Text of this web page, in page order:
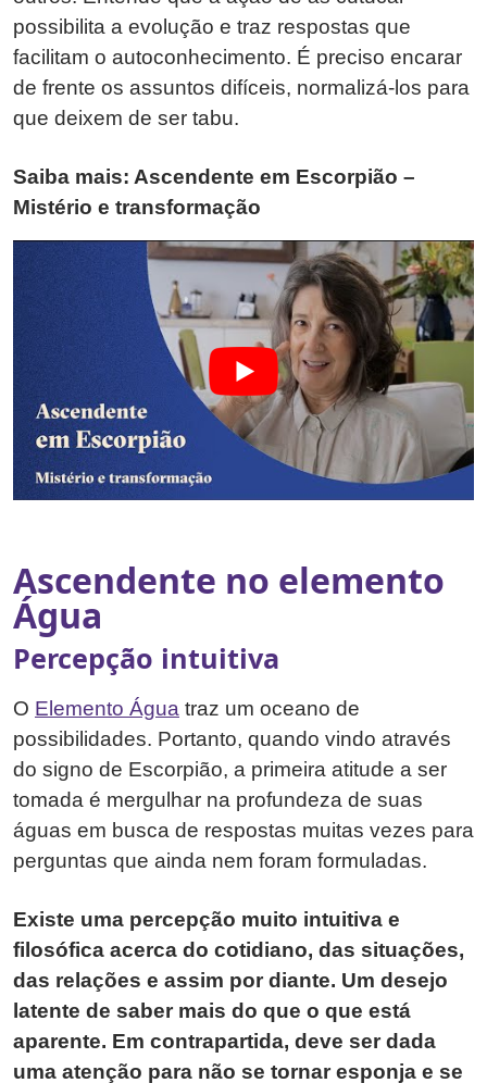
possibilita a evolução e traz respostas que
facilitam o autoconhecimento. É preciso encarar
de frente os assuntos difíceis, normalizá-los para
que deixem de ser tabu.
Saiba mais: Ascendente em Escorpião –
Mistério e transformação
Ascendente no elemento
Água
Percepção intuitiva
O Elemento Água traz um oceano de
possibilidades. Portanto, quando vindo através
do signo de Escorpião, a primeira atitude a ser
tomada é mergulhar na profundeza de suas
águas em busca de respostas muitas vezes para
perguntas que ainda nem foram formuladas.
Existe uma percepção muito intuitiva e
filosófica acerca do cotidiano, das situações,
das relações e assim por diante. Um desejo
latente de saber mais do que o que está
aparente. Em contrapartida, deve ser dada
uma atenção para não se tornar esponja e se